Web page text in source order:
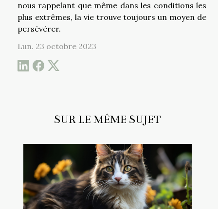
SUR LE MÊME SUJET
nous rappelant que même dans les conditions les
plus extrêmes, la vie trouve toujours un moyen de
persévérer.
Lun. 23 octobre 2023